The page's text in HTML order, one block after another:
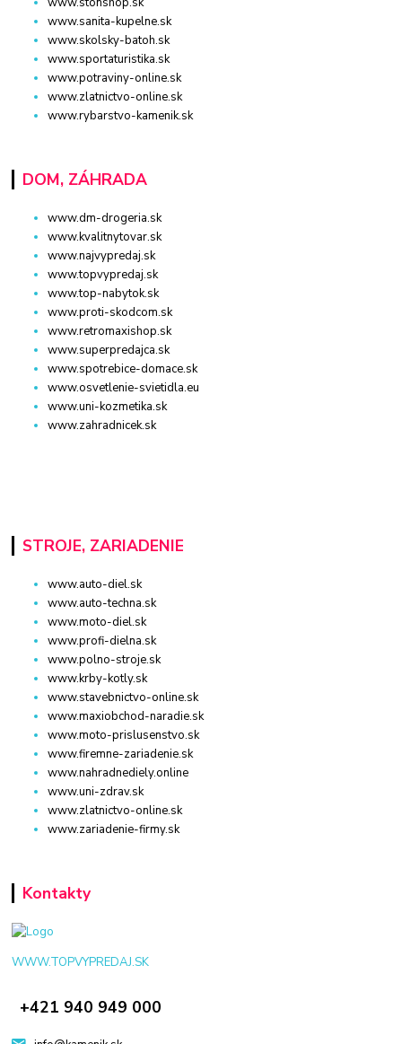
www.sanita-kupelne.sk
www.skolsky-batoh.sk
www.sportaturistika.sk
www.potraviny-online.sk
www.zlatnictvo-online.sk
www.rybarstvo-kamenik.sk
DOM, ZÁHRADA
www.dm-drogeria.sk
www.kvalitnytovar.sk
www.najvypredaj.sk
www.topvypredaj.sk
www.top-nabytok.sk
www.proti-skodcom.sk
www.retromaxishop.sk
www.superpredajca.sk
www.spotrebice-domace.sk
www.osvetlenie-svietidla.eu
www.uni-kozmetika.sk
www.zahradnicek.sk
STROJE, ZARIADENIE
www.auto-diel.sk
www.auto-techna.sk
www.moto-diel.sk
www.profi-dielna.sk
www.polno-stroje.sk
www.krby-kotly.sk
www.stavebnictvo-online.sk
www.maxiobchod-naradie.sk
www.moto-prislusenstvo.sk
www.firemne-zariadenie.sk
www.nahradnediely.online
www.uni-zdrav.sk
www.zlatnictvo-online.sk
www.zariadenie-firmy.sk
Kontakty
WWW.TOPVYPREDAJ.SK
+421 940 949 000